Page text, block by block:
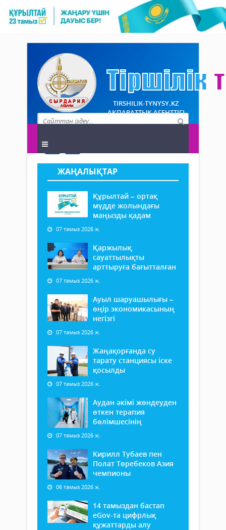
TIRSHILIK-TYNYSY.KZ
АҚПАРАТТЫҚ АГЕНТТІГІ
ЖАҢАЛЫҚТАР
Құрылтай – ортақ
мүдде жолындағы
маңызды қадам
07 тамыз 2026 ж.
Қаржылық
сауаттылықты
арттыруға бағытталған
07 тамыз 2026 ж.
Ауыл шаруашылығы –
өңір экономикасының
негізгі
07 тамыз 2026 ж.
Жаңақорғанда су
тарату станциясы іске
қосылды
07 тамыз 2026 ж.
Аудан әкімі жөндеуден
өткен терапия
бөлімшесінің
07 тамыз 2026 ж.
Кирилл Тубаев пен
Полат Төребеков Азия
чемпионы
06 тамыз 2026 ж.
14 тамыздан бастап
еGov-та цифрлық
құжаттарды алу